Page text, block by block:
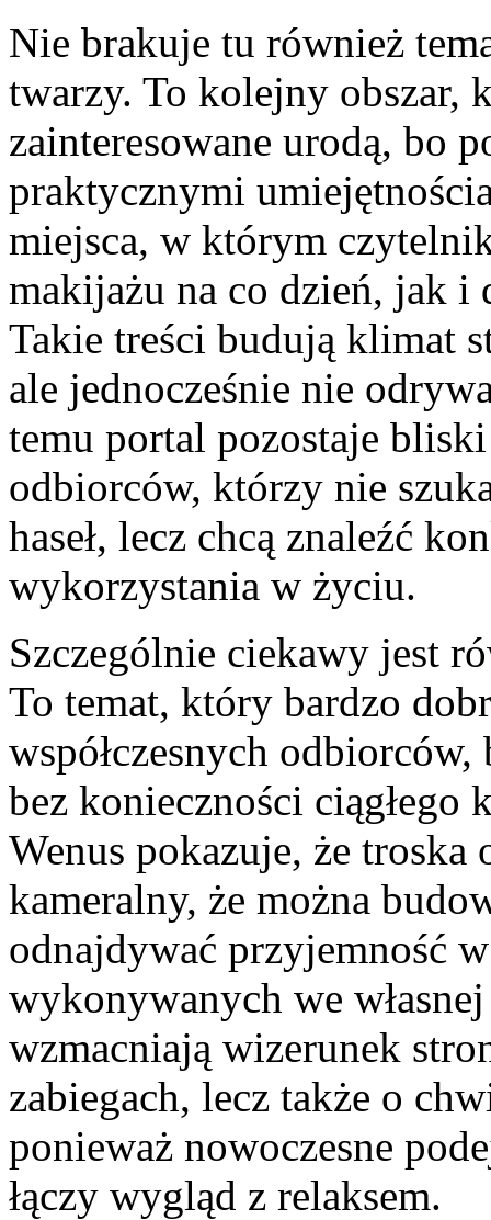
Nie brakuje tu również
twarzy. To kolejny obszar,
zainteresowane urodą, bo
praktycznymi
miejsca, w którym
makijażu na co dzień, jak
Takie treści budują klimat
ale jednocześnie nie
temu portal pozostaje
odbiorców, którzy nie
haseł, lecz chcą znaleźć
wykorzystania w życiu.
Szczególnie ciekawy jest
To temat, który bardzo
współczesnych
bez konieczności ciągłego
Wenus pokazuje, że
kameralny, że można
odnajdywać przyjemność
wykonywanych we
wzmacniają wizerunek
zabiegach, lecz także o
ponieważ nowoczesne
łączy wygląd z relaksem.